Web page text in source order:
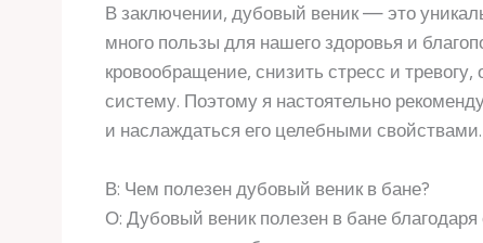
В заключении, дубовый веник — это
много пользы для нашего здоровья и
кровообращение, снизить стресс и
систему. Поэтому я настоятельно
и наслаждаться его целебными свойствами.
В: Чем полезен дубовый веник в бане?
О: Дубовый веник полезен в бане